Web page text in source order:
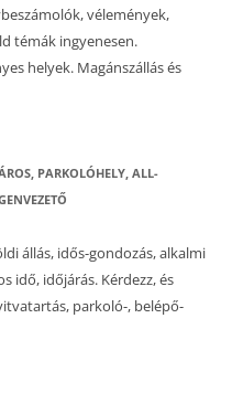
vélemények,
témák ingyenesen.
helyek. Magánszállás és
PARKOLÓHELY, ALL-
állás, idős-gondozás, alkalmi
idő, időjárás. Kérdezz, és
parkoló-, belépő-